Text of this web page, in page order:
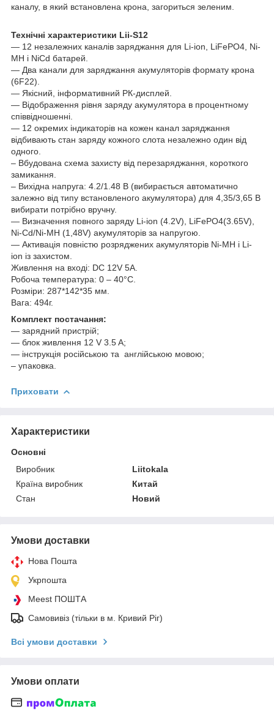
каналу, в який встановлена крона, загориться зеленим.
Технічні характеристики Lii-S12
— 12 незалежних каналів заряджання для Li-ion, LiFePO4, Ni-
MH і NiCd батарей.
— Два канали для заряджання акумуляторів формату крона
(6F22).
— Якісний, інформативний РК-дисплей.
— Відображення рівня заряду акумулятора в процентному
співвідношенні.
— 12 окремих індикаторів на кожен канал заряджання
відбивають стан заряду кожного слота незалежно один від
одного.
– Вбудована схема захисту від перезаряджання, короткого
замикання.
– Вихідна напруга: 4.2/1.48 В (вибирається автоматично
залежно від типу встановленого акумулятора) для 4,35/3,65 В
вибирати потрібно вручну.
— Визначення повного заряду Li-ion (4.2V), LiFePO4(3.65V),
Ni-Cd/Ni-MH (1,48V) акумуляторів за напругою.
— Активація повністю розряджених акумуляторів Ni-MH і Li-
ion із захистом.
Живлення на вході: DC 12V 5A.
Робоча температура: 0 – 40°C.
Розміри: 287*142*35 мм.
Вага: 494г.
Комплект постачання:
— зарядний пристрій;
— блок живлення 12 V 3.5 A;
— інструкція російською та англійською мовою;
– упаковка.
Приховати
Характеристики
Основні
Виробник
Liitokala
Країна виробник
Китай
Стан
Новий
Умови доставки
Нова Пошта
Укрпошта
Meest ПОШТА
Самовивіз (тільки в м. Кривий Ріг)
Всі умови доставки
Умови оплати